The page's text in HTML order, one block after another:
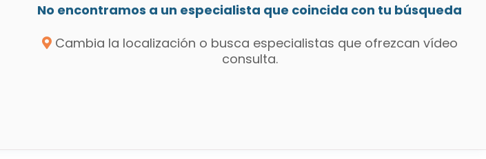
No encontramos a un especialista que coincida con tu búsqueda
Cambia la localización o busca especialistas que ofrezcan vídeo
consulta.